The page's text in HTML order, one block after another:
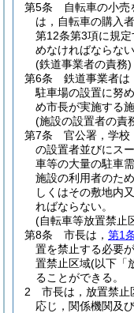
第5条
自転車の小
は，自転車の購入
第12条第3項に規
めなければならない
(鉄道事業者の責務)
第6条
鉄道事業者は
駐車場の設置に努
め市長が実施する
(施設の設置者の責
第7条
官公署，学校
の設置者並びにス
車等の大量の駐車
施設の利用者のた
しくはその敷地内
ればならない。
(自転車等放置禁止
第8条
市長は， 第1
置を禁止する必要
置禁止区域(以下「
ることができる。
2
市長は，放置禁止
応じ，関係機関及